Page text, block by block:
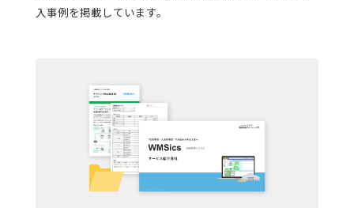
入事例を掲載しています。